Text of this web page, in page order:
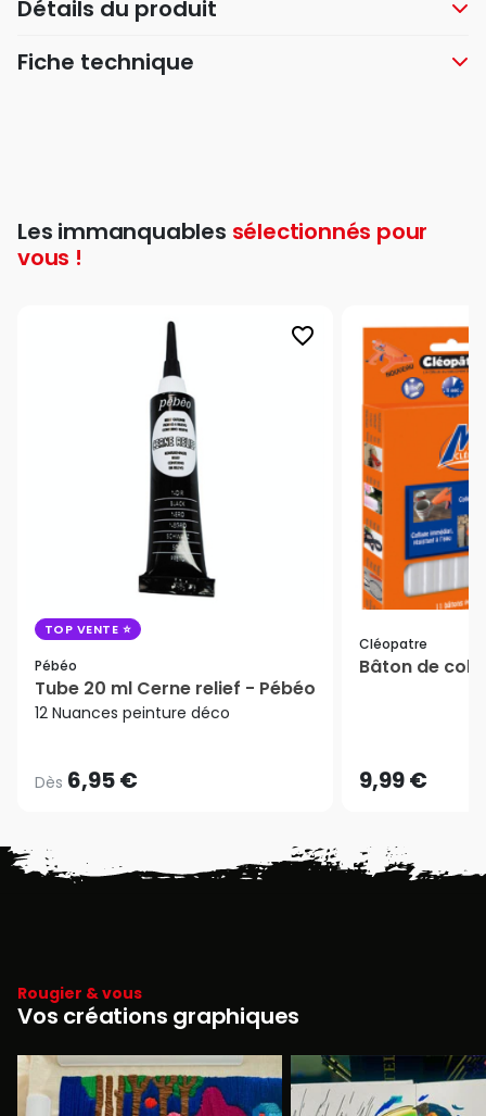
Détails du produit
Fiche technique
Les immanquables sélectionnés pour
vous !
favorite_border
TOP VENTE
Pébéo
Tube 20 ml Cerne relief - Pébéo
12 Nuances peinture déco
Dès 6,95 €
Cléopatre
Bâton de
9,99 €
Rougier & vous
Vos créations graphiques